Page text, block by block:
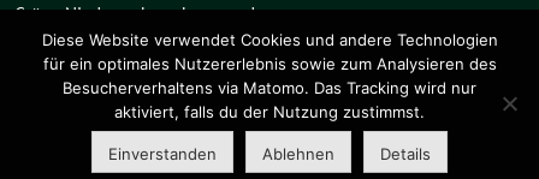
Grüne Niedersachsen benutzt das
freie grüne Themesunflower ‐ ein
Angebot derverdigado eG.
Diese Website verwendet Cookies und andere Technologien
für ein optimales Nutzererlebnis sowie zum Analysieren des
Besucherverhaltens via Matomo. Das Tracking wird nur
aktiviert, falls du der Nutzung zustimmst.
Einverstanden Ablehnen Details